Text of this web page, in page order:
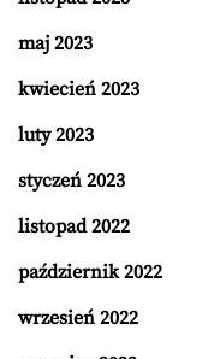
maj 2023
kwiecień 2023
luty 2023
styczeń 2023
listopad 2022
październik 2022
wrzesień 2022